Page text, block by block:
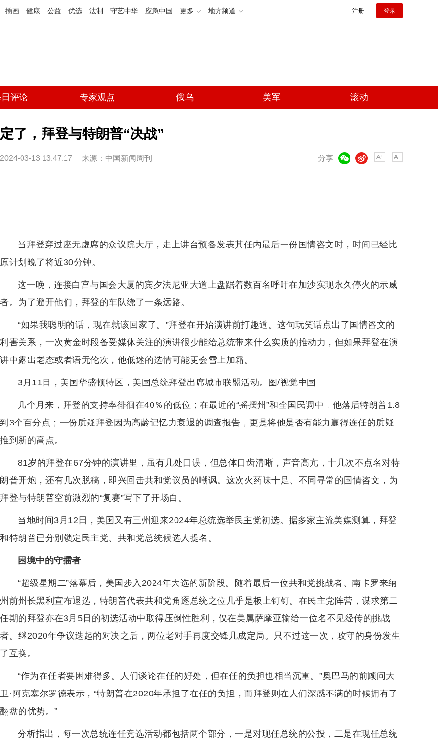
插画 健康 公益 优选 法制 守艺中华 应急中国 更多 地方频道 注册 登录
评论 专家观点 俄乌 美军 滚动
定了，拜登与特朗普“决战”
2024-03-13 13:47:17 来源：中国新闻周刊 分享
微博
当拜登穿过座无虚席的众议院大厅，走上讲台预备发表其任内最后一份国情咨文时，时间已经比
原计划晚了将近30分钟。
这一晚，连接白宫与国会大厦的宾夕法尼亚大道上盘踞着数百名呼吁在加沙实现永久停火的示威
者。为了避开他们，拜登的车队绕了一条远路。
“如果我聪明的话，现在就该回家了。”拜登在开始演讲前打趣道。这句玩笑话点出了国情咨文的
利害关系，一次黄金时段备受媒体关注的演讲很少能给总统带来什么实质的推动力，但如果拜登在演
讲中露出老态或者语无伦次，他低迷的选情可能更会雪上加霜。
3月11日，美国华盛顿特区，美国总统拜登出席城市联盟活动。图/视觉中国
几个月来，拜登的支持率徘徊在40％的低位；在最近的“摇摆州”和全国民调中，他落后特朗普1.8
到3个百分点；一份质疑拜登因为高龄记忆力衰退的调查报告，更是将他是否有能力赢得连任的质疑
推到新的高点。
81岁的拜登在67分钟的演讲里，虽有几处口误，但总体口齿清晰，声音高亢，十几次不点名对特
朗普开炮，还有几次脱稿，即兴回击共和党议员的嘲讽。这次火药味十足、不同寻常的国情咨文，为
拜登与特朗普空前激烈的“复赛”写下了开场白。
当地时间3月12日，美国又有三州迎来2024年总统选举民主党初选。据多家主流美媒测算，拜登
和特朗普已分别锁定民主党、共和党总统候选人提名。
困境中的守擂者
“超级星期二”落幕后，美国步入2024年大选的新阶段。随着最后一位共和党挑战者、南卡罗来纳
州前州长黑利宣布退选，特朗普代表共和党角逐总统之位几乎是板上钉钉。在民主党阵营，谋求第二
任期的拜登亦在3月5日的初选活动中取得压倒性胜利，仅在美属萨摩亚输给一位名不见经传的挑战
者。继2020年争议迭起的对决之后，两位老对手再度交锋几成定局。只不过这一次，攻守的身份发生
了互换。
“作为在任者要困难得多。人们谈论在任的好处，但在任的负担也相当沉重。”奥巴马的前顾问大
卫·阿克塞尔罗德表示，“特朗普在2020年承担了在任的负担，而拜登则在人们深感不满的时候拥有了
翻盘的优势。”
分析指出，每一次总统连任竞选活动都包括两个部分，一是对现任总统的公投，二是在现任总统